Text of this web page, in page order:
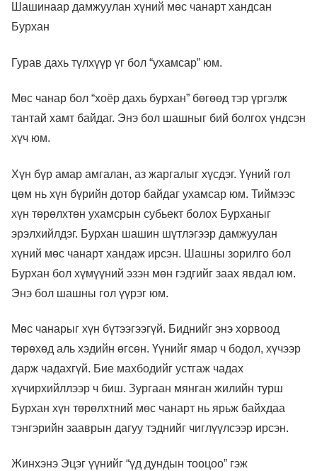
Шашинаар дамжуулан хүний ​​мөс чанарт хандсан
Бурхан
Гурав дахь түлхүүр үг бол “ухамсар” юм.
Мөс чанар бол “хоёр дахь бурхан” бөгөөд тэр үргэлж
тантай хамт байдаг. Энэ бол шашныг бий болгох үндсэн
хүч юм.
Хүн бүр амар амгалан, аз жаргалыг хүсдэг. Үүний гол
цөм нь хүн бүрийн дотор байдаг ухамсар юм. Тиймээс
хүн төрөлхтөн ухамсрын субьект болох Бурханыг
эрэлхийлдэг. Бурхан шашин шүтлэгээр дамжуулан
хүний ​​мөс чанарт хандаж ирсэн. Шашны зорилго бол
Бурхан бол хүмүүний эзэн мөн гэдгийг заах явдал юм.
Энэ бол шашны гол үүрэг юм.
Мөс чанарыг хүн бүтээгээгүй. Биднийг энэ хорвоод
төрөхөд аль хэдийн өгсөн. Үүнийг ямар ч бодол, хүчээр
дарж чадахгүй. Бие махбодийг устгаж чадах
хүчирхийллээр ч биш. Зургаан мянган жилийн турш
Бурхан хүн төрөлхтний мөс чанарт нь ярьж байхдаа
тэнгэрийн зааврын дагуу тэднийг чиглүүлсээр ирсэн.
Жинхэнэ Эцэг үүнийг “үд дундын тооцоо” гэж